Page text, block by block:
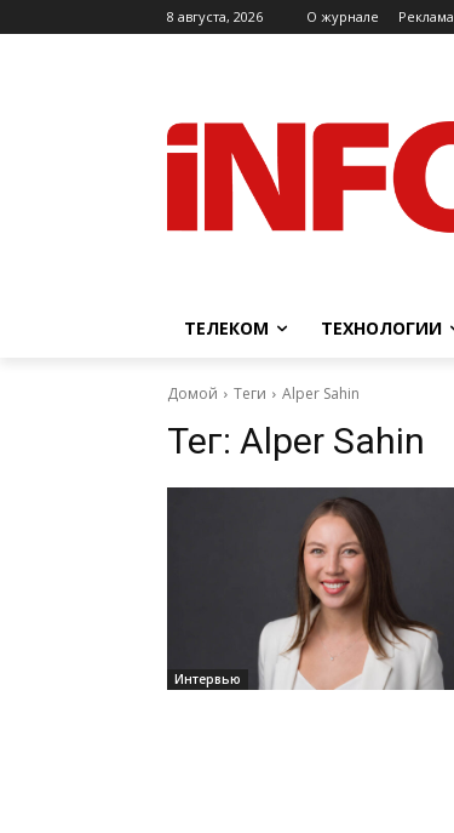
8 августа, 2026 O журнале Реклама
ТЕЛЕКОМ ТЕХНОЛОГИИ
Домой Теги Alper Sahin
Тег: Alper Sahin
Интервью